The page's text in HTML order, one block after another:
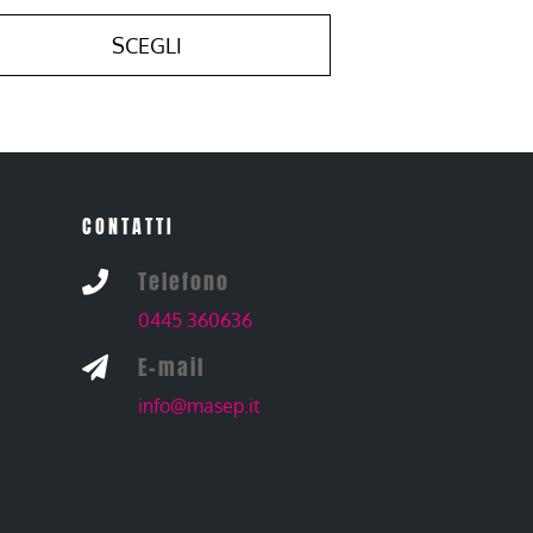
SCEGLI
CONTATTI
 Telefono
0445 360636
 E-mail
info@masep.it